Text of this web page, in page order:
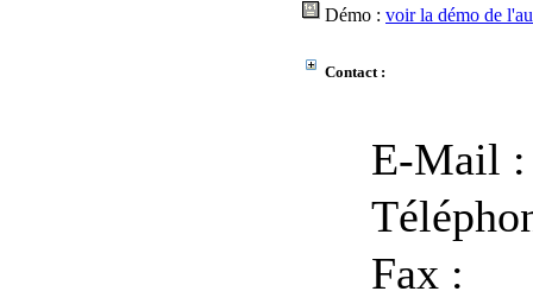
Démo : voir la démo de
Contact :
E-Mail :
Fax :